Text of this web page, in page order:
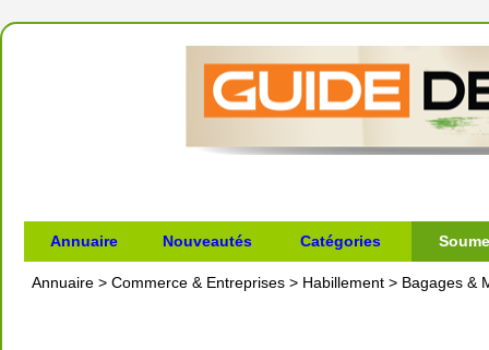
Annuaire Nouveautés Catégories
Annuaire > Commerce & Entreprises > Habillement > Bagages &